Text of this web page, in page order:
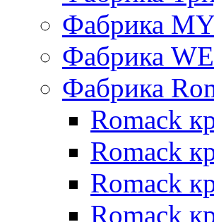
Фабрика
Фабрика
Фабрика
Romack
Romack
Romack
Romack